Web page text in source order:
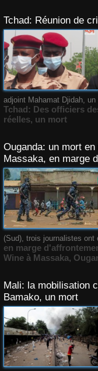
Tchad: Réunion de
adjoint Mahamat Djidah, un
Tchad: Des officiers
réelles, un mort
Ouganda: un mort
Massaka, en marge
(Sud), trois journalistes ont
en marge
Wine à Massaka,
Mali: la mobilisation
Bamako, un mort